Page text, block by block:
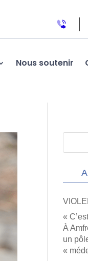
Nous soutenir
«
À
un
«